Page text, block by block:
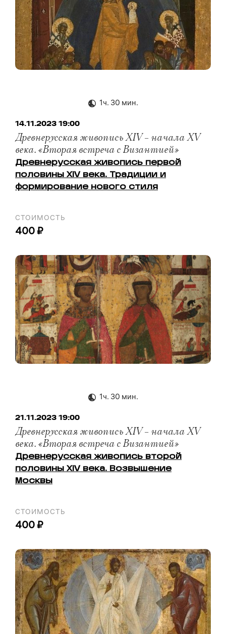
1ч. 30 мин.
14.11.2023 19:00
Древнерусская живопись XIV – начала XV
века. «Вторая встреча с Византией»
Древнерусская живопись первой
половины XIV века. Традиции и
формирование нового стиля
СТОИМОСТЬ
400 ₽
1ч. 30 мин.
21.11.2023 19:00
Древнерусская живопись XIV – начала XV
века. «Вторая встреча с Византией»
Древнерусская живопись второй
половины XIV века. Возвышение
Москвы
СТОИМОСТЬ
400 ₽